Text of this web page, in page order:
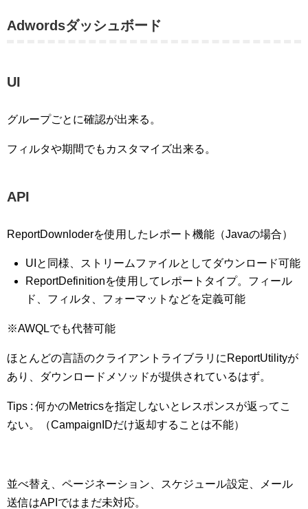
Adwordsダッシュボード
UI
グループごとに確認が出来る。
フィルタや期間でもカスタマイズ出来る。
API
ReportDownloderを使用したレポート機能（Javaの場合）
UIと同様、ストリームファイルとしてダウンロード可能
ReportDefinitionを使用してレポートタイプ。フィール
ド、フィルタ、フォーマットなどを定義可能
※AWQLでも代替可能
ほとんどの言語のクライアントライブラリにReportUtilityが
あり、ダウンロードメソッドが提供されているはず。
Tips : 何かのMetricsを指定しないとレスポンスが返ってこ
ない。（CampaignIDだけ返却することは不能）
並べ替え、ページネーション、スケジュール設定、メール
送信はAPIではまだ未対応。